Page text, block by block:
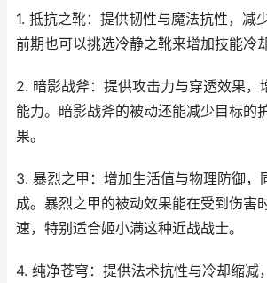
1. 抵抗之靴：提供韧性与魔法抗性，减
前期也可以挑选冷静之靴来增加技能冷
2. 暗影战斧：提供攻击力与穿透效果，
能力。暗影战斧的被动还能减少目标的
果。
3. 暴烈之甲：增加生活值与物理防御，
成。暴烈之甲的被动效果能在受到伤害
速，特别适合姬小满这种近战战士。
4. 纯净苍穹：提供法术抗性与冷却缩减